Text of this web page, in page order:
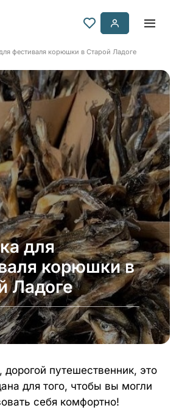
фестиваля корюшки в Старой Ладоге
для
корюшки в
Ладоге
дорогой путешественник, это
для того, чтобы вы могли
себя комфортно!